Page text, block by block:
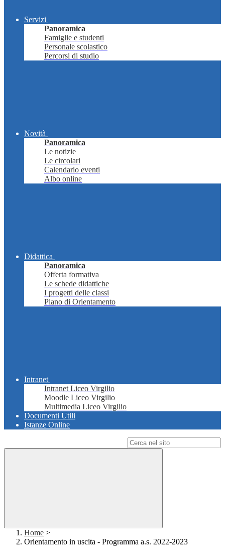
Servizi
Panoramica
Famiglie e studenti
Personale scolastico
Percorsi di studio
Novità
Panoramica
Le notizie
Le circolari
Calendario eventi
Albo online
Didattica
Panoramica
Offerta formativa
Le schede didattiche
I progetti delle classi
Piano di Orientamento
Intranet
Intranet Liceo Virgilio
Moodle Liceo Virgilio
Multimedia Liceo Virgilio
Documenti Utili
Istanze Online
Home >
Orientamento in uscita - Programma a.s. 2022-2023